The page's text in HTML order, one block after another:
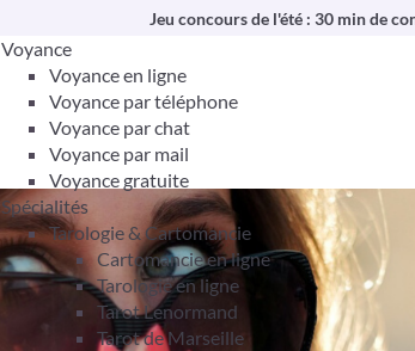
Jeu concours de l'été : 30 min de
Voyance
Voyance en ligne
Voyance par téléphone
Voyance par chat
Voyance par mail
Voyance gratuite
Spécialités
Tarologie & Cartomancie
Cartomancie en ligne
Tarologie en ligne
Tarot Lenormand
Tarot de Marseille